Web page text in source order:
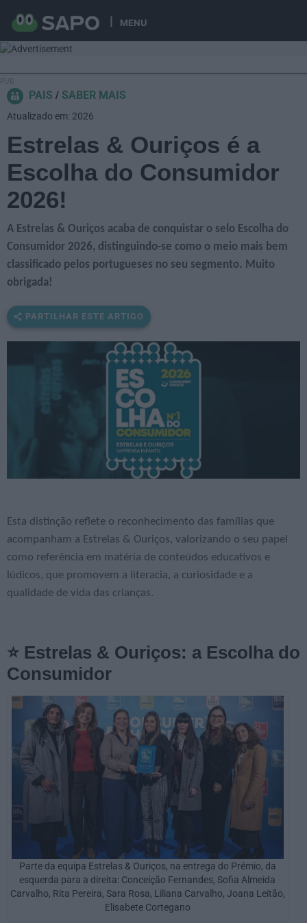
MENU
PAIS SABER MAIS
Estrelas & Ouriços é a
Escolha do Consumidor
2026!
A Estrelas & Ouriços acaba de conquistar o selo Escolha do
Consumidor 2026, distinguindo-se como o meio mais bem
classificado pelos portugueses no seu segmento. Muito
obrigada!
PARTILHAR ESTE ARTIGO
Esta distinção reflete o reconhecimento das famílias que
acompanham a Estrelas & Ouriços, valorizando o seu papel
como referência em matéria de conteúdos educativos e
lúdicos, que promovem a literacia, a curiosidade e a
qualidade de vida das crianças.
⭐ Estrelas & Ouriços: a Escolha do
Consumidor
Parte da equipa Estrelas & Ouriços, na entrega do Prémio, da
esquerda para a direita: Conceição Fernandes, Sofia Almeida
Carvalho, Rita Pereira, Sara Rosa, Liliana Carvalho, Joana Leitão,
Elisabete Cortegano
Atualizado em: 2026